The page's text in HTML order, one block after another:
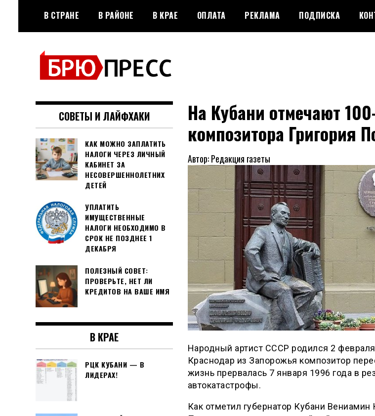
содержимому
В СТРАНЕ В РАЙОНЕ В КРАЕ ОПЛАТА РЕКЛАМА ПОДПИСКА
БРЮПРЕСС
Официальный сайт газеты
"Брюховецкие новости"
На Кубани отмечают
композитора Григория
Автор: Редакция газеты
Народный артист СССР родился 2
Краснодар из Запорожья композитор
жизнь прервалась 7 января 1996 года в
автокатастрофы.
Как отметил губернатор Кубани Вениамин
СОВЕТЫ И ЛАЙФХАКИ
КАК МОЖНО ЗАПЛАТИТЬ
НАЛОГИ ЧЕРЕЗ ЛИЧНЫЙ
КАБИНЕТ ЗА
НЕСОВЕРШЕННОЛЕТНИХ
ДЕТЕЙ
УПЛАТИТЬ
ИМУЩЕСТВЕННЫЕ
НАЛОГИ НЕОБХОДИМО В
СРОК НЕ ПОЗДНЕЕ 1
ДЕКАБРЯ
ПОЛЕЗНЫЙ СОВЕТ:
ПРОВЕРЬТЕ, НЕТ ЛИ
КРЕДИТОВ НА ВАШЕ ИМЯ
В КРАЕ
РЦК КУБАНИ — В
ЛИДЕРАХ!